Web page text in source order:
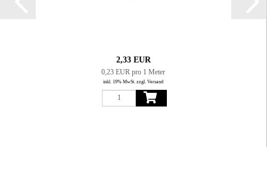
2,33 EUR
0,23 EUR pro 1 Meter
inkl. 19% MwSt. zzgl. Versand